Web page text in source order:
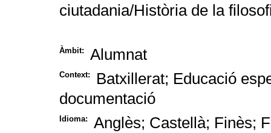
ciutadania/Història de la
Àmbit: Alumnat
Context:
Batxillerat; Educació
documentació
Idioma: Anglès; Castellà; Finès;